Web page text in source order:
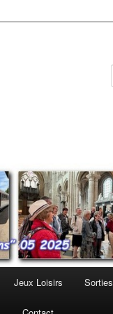
Jeux Loisirs Sorties